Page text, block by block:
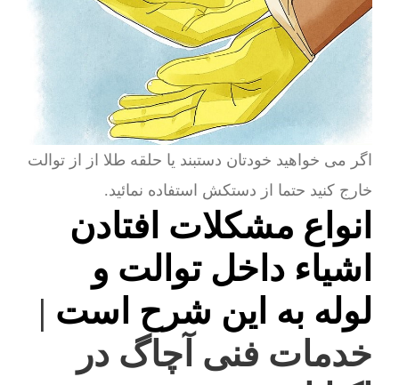
اگر می خواهید خودتان دستبند یا حلقه طلا از از توالت
خارج کنید حتما از دستکش استفاده نمائید.
انواع مشکلات افتادن
اشیاء داخل توالت و
لوله به این شرح است |
خدمات فنی آچاگ در